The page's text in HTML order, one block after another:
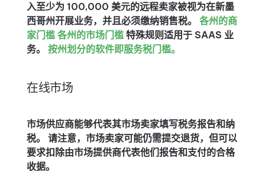
入至少为 100,000 美元的远程卖家被视为在新墨
西哥州开展业务，并且必须缴纳销售税。 各州的商
家门槛 各州的市场门槛特殊规则适用于 SAAS 业
务。 按州划分的软件即服务税门槛。
在线市场
市场供应商能够代表其市场卖家填写税务报告和纳
税。 请注意，市场卖家可能仍需提交退货，但可以
要求扣除由市场提供商代表他们报告和支付的合格
收据。